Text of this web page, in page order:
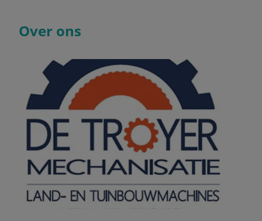
Over ons